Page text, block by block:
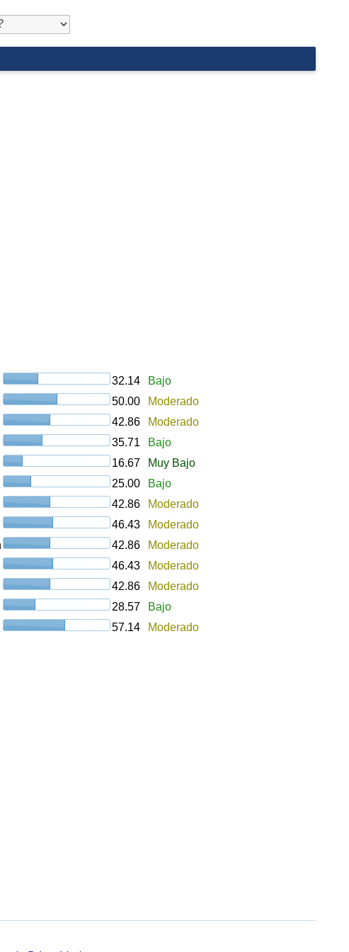
32.14
Bajo
50.00
Moderado
42.86
Moderado
35.71
Bajo
16.67
Muy Bajo
25.00
Bajo
42.86
Moderado
46.43
Moderado
42.86
Moderado
46.43
Moderado
42.86
Moderado
28.57
Bajo
57.14 Moderado